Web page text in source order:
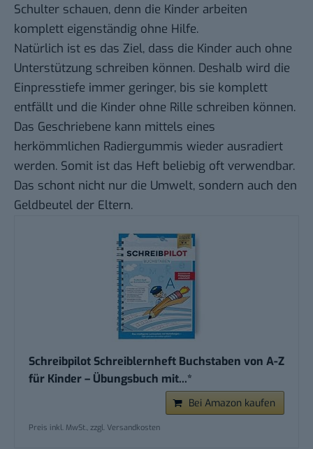
Schulter schauen, denn die Kinder arbeiten
komplett eigenständig ohne Hilfe.
Natürlich ist es das Ziel, dass die Kinder auch ohne
Unterstützung schreiben können. Deshalb wird die
Einpresstiefe immer geringer, bis sie komplett
entfällt und die Kinder ohne Rille schreiben können.
Das Geschriebene kann mittels eines
herkömmlichen Radiergummis wieder ausradiert
werden. Somit ist das Heft beliebig oft verwendbar.
Das schont nicht nur die Umwelt, sondern auch den
Geldbeutel der Eltern.
Schreibpilot Schreiblernheft Buchstaben von A-Z
für Kinder – Übungsbuch mit...*
Bei Amazon kaufen
Preis inkl. MwSt., zzgl. Versandkosten